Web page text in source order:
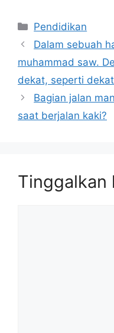
Kategori
Pendidikan
Dalam sebuah
muhammad saw.
dekat, seperti
Bagian jalan
saat berjalan kaki?
Tinggalkan